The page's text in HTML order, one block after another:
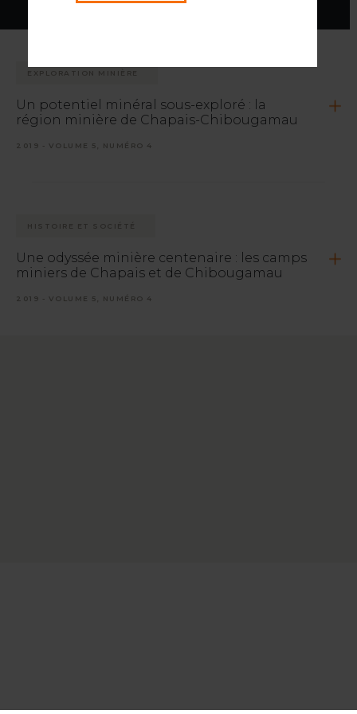
EXPLORATION MINIÈRE
Un potentiel minéral sous-exploré : la
région minière de Chapais-Chibougamau
2019 - VOLUME 5, NUMÉRO 4
HISTOIRE ET SOCIÉTÉ
Une odyssée minière centenaire : les camps
miniers de Chapais et de Chibougamau
2019 - VOLUME 5, NUMÉRO 4